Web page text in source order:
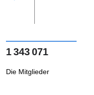
1 343 071
Die Mitglieder